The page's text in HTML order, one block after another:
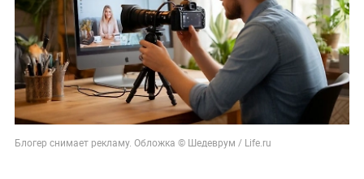
Блогер снимает рекламу. Обложка © Шедеврум / Life.ru